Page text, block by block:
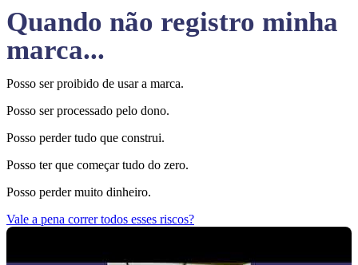
Quando não registro minha
marca...
Posso ser proibido de usar a marca.
Posso ser processado pelo dono.
Posso perder tudo que construi.
Posso ter que começar tudo do zero.
Posso perder muito dinheiro.
Vale a pena correr todos esses riscos?